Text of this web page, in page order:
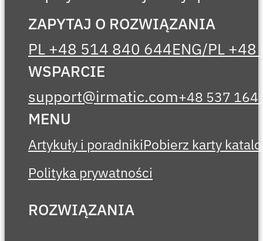
ZAPYTAJ O ROZWIĄZANIA
PL +48 514 840 644ENG/PL
WSPARCIE
support@irmatic.com+48 537 164
MENU
Artykuły i poradnikiPobierz karty
Polityka prywatności
ROZWIĄZANIA